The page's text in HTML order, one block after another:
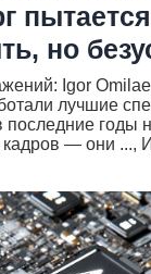
но
Igor
лучшие
последние годы
— они ...,